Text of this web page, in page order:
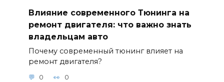
Влияние современного Тюнинга на
ремонт двигателя: что важно знать
владельцам авто
Почему современный тюнинг влияет на
ремонт двигателя?
0 0